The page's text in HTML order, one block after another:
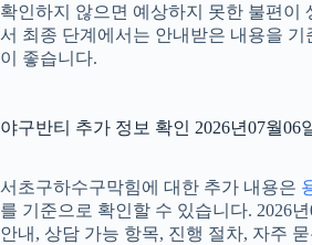
확인하지 않으면 예상하지 못한 불편이
서 최종 단계에서는 안내받은 내용을 기
이 좋습니다.
야구반티 추가 정보 확인 2026년07월06
서초구하수구막힘에 대한 추가 내용은
를 기준으로 확인할 수 있습니다. 2026
안내, 상담 가능 항목, 진행 절차, 자주